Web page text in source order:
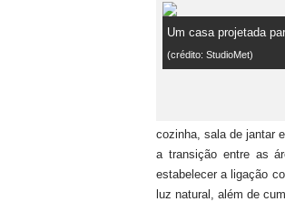
Um casa projetada
(crédito: StudioMet)
cozinha, sala de jantar
a transição entre as
estabelecer a ligação
luz natural, além de